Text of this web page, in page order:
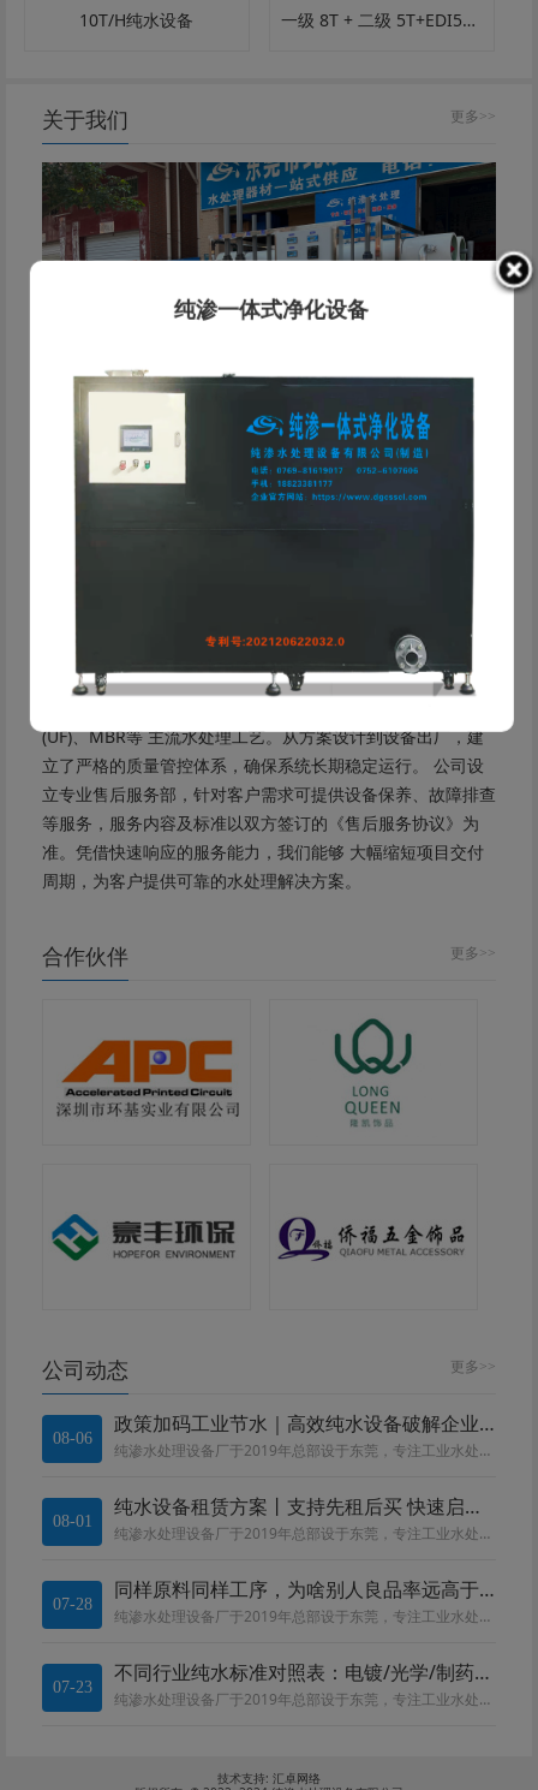
纯渗一体式净化设备
10T/H纯水设备 一级 8T + 二级 5T+EDI5T 超纯水设备｜电子 / 半导体 / 超纯水定制
更多>>
关于我们
纯渗·水处理解决方案服务商 东莞市纯渗水处理设备有限
托东莞、惠州、中山、河源 四大服务基地，为客户提供快速
响应的本地化服务。 公司深耕电镀、线路板、化工等工业领
域，为客户提供从水质检测、方案设计、设备制造到安装运维
(UF)、MBR等 主流水处理工艺。从方案设计到设备出厂，建
立了严格的质量管控体系，确保系统长期稳定运行。 公司设
立专业售后服务部，针对客户需求可提供设备保养、故障排查
等服务，服务内容及标准以双方签订的《售后服务协议》为
准。凭借快速响应的服务能力，我们能够 大幅缩短项目交付
周期，为客户提供可靠的水处理解决方案。
更多>>
合作伙伴
更多>>
公司动态
08-06
政策加码工业节水｜高效纯水设备破解企业合规与降本双重难题
纯渗水处理设备厂于2019年总部设于东莞，专注工业水处理设备。深耕电镀、线路板、化工、食品、医药领域。团队精通 RO、EDI、MBR 等工艺，提供水质勘测、设备定制、运维一站式服务，全流程严控品质，依托莞惠中河四大基地就...
08-01
纯水设备租赁方案丨支持先租后买 快速启动生产
纯渗水处理设备厂于2019年总部设于东莞，专注工业水处理设备。深耕电镀、线路板、化工、食品、医药领域。团队精通 RO、EDI、MBR 等工艺，提供水质勘测、设备定制、运维一站式服务，全流程严控品质，依托莞惠中河四大基地就...
07-28
同样原料同样工序，为啥别人良品率远高于你?
纯渗水处理设备厂于2019年总部设于东莞，专注工业水处理设备。深耕电镀、线路板、化工、食品、医药领域。团队精通 RO、EDI、MBR 等工艺，提供水质勘测、设备定制、运维一站式服务，全流程严控品质，依托莞惠中河四大基地就...
07-23
不同行业纯水标准对照表：电镀/光学/制药/电子用水区别
纯渗水处理设备厂于2019年总部设于东莞，专注工业水处理设备。深耕电镀、线路板、化工、食品、医药领域。团队精通 RO、EDI、MBR 等工艺，提供水质勘测、设备定制、运维一站式服务，全流程严控品质，依托莞惠中河四大基地就...
技术支持: 汇卓网络